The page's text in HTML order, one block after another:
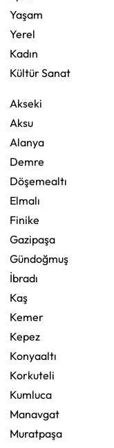
Yaşam
Yerel
Kadın
Kültür Sanat
Akseki
Aksu
Alanya
Demre
Döşemealtı
Elmalı
Finike
Gazipaşa
Gündoğmuş
İbradı
Kaş
Kemer
Kepez
Konyaaltı
Korkuteli
Kumluca
Manavgat
Muratpaşa